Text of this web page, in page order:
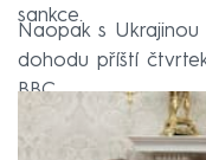
sankce.
Naopak s
dohodu příští
BBC.